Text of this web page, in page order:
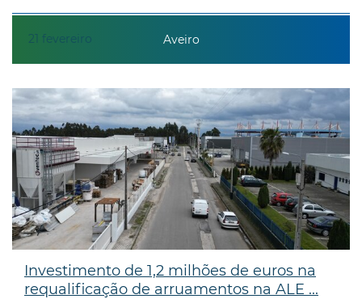
21 fevereiro Aveiro
Investimento de 1,2 milhões de euros na
requalificação de arruamentos na ALE ...